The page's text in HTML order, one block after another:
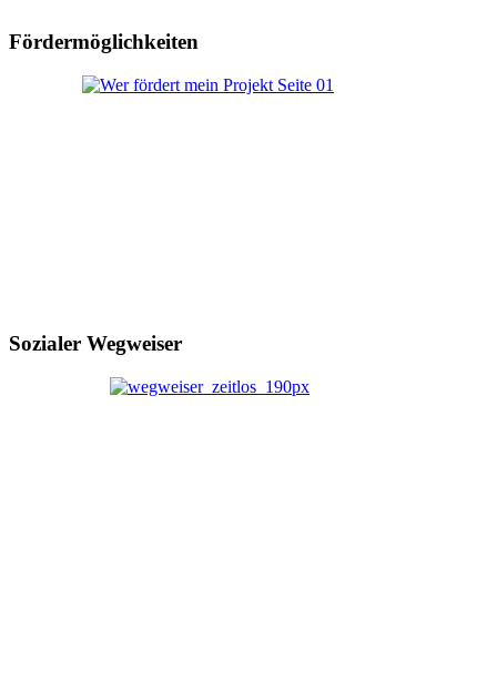
Fördermöglichkeiten
Sozialer Wegweiser